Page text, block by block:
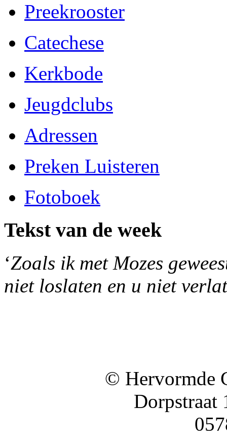
Preekrooster
Catechese
Kerkbode
Jeugdclubs
Adressen
Preken Luisteren
Fotoboek
Tekst van de week
‘Zoals ik met Mozes
niet loslaten en u niet
© Hervormde
Dorpstraat